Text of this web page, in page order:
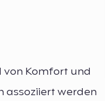
Komfort und
assoziiert werden